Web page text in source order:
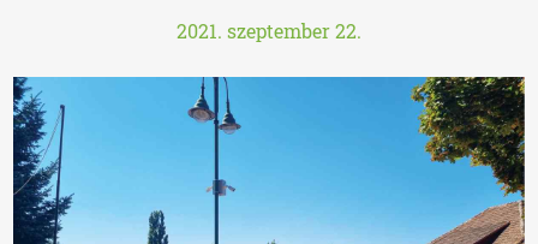
2021. szeptember 22.